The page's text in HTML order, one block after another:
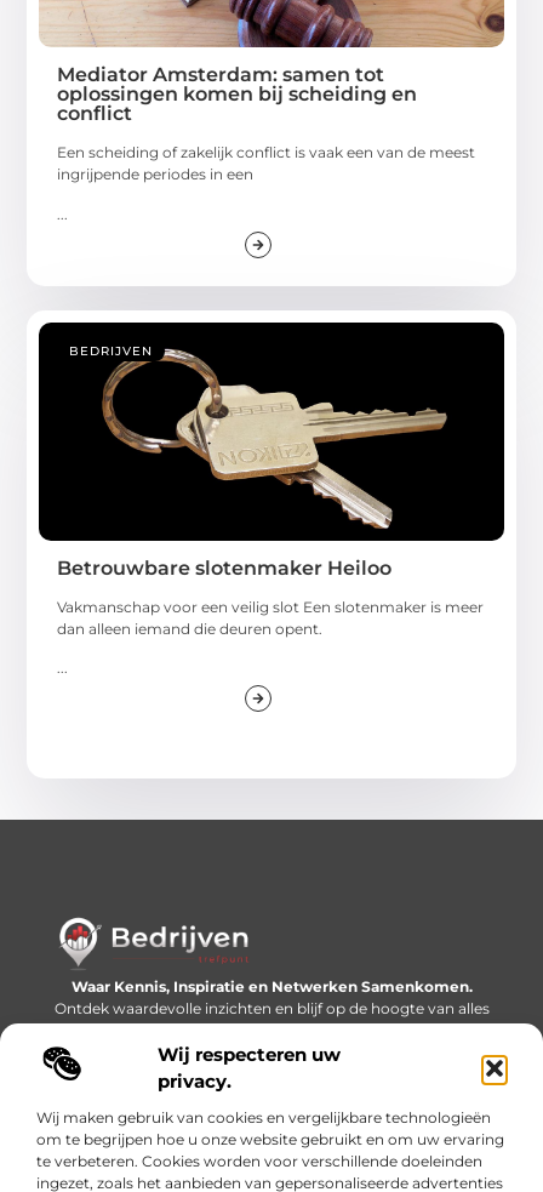
Wij respecteren uw
privacy.
Wij maken gebruik van cookies en vergelijkbare technologieën
om te begrijpen hoe u onze website gebruikt en om uw ervaring
te verbeteren. Cookies worden voor verschillende doeleinden
ingezet, zoals het aanbieden van gepersonaliseerde advertenties
Mediator Amsterdam: samen tot
oplossingen komen bij scheiding en
conflict
Een scheiding of zakelijk conflict is vaak een van de meest
ingrijpende periodes in een
BEDRIJVEN
Betrouwbare slotenmaker Heiloo
Vakmanschap voor een veilig slot Een slotenmaker is meer
dan alleen iemand die deuren opent.
Waar Kennis, Inspiratie en Netwerken Samenkomen.
Ontdek waardevolle inzichten en blijf op de hoogte van alles
wat er speelt in de wereld.
Bericht categorie
Onze informatie